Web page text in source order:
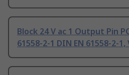
Block 24 V ac 1 Output Pin
61558-2-1 DIN EN 61558-2-1,